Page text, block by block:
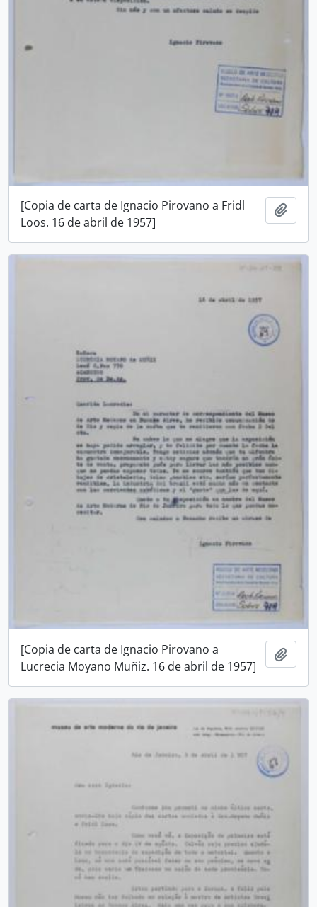
[Copia de carta de Ignacio Pirovano a Fridl
Loos. 16 de abril de 1957]
[Copia de carta de Ignacio Pirovano a
Lucrecia Moyano Muñiz. 16 de abril de 1957]